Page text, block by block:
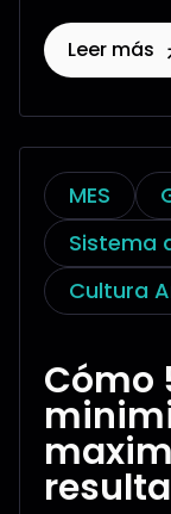
Leer más
MES
Sistema
Cultura
Cómo